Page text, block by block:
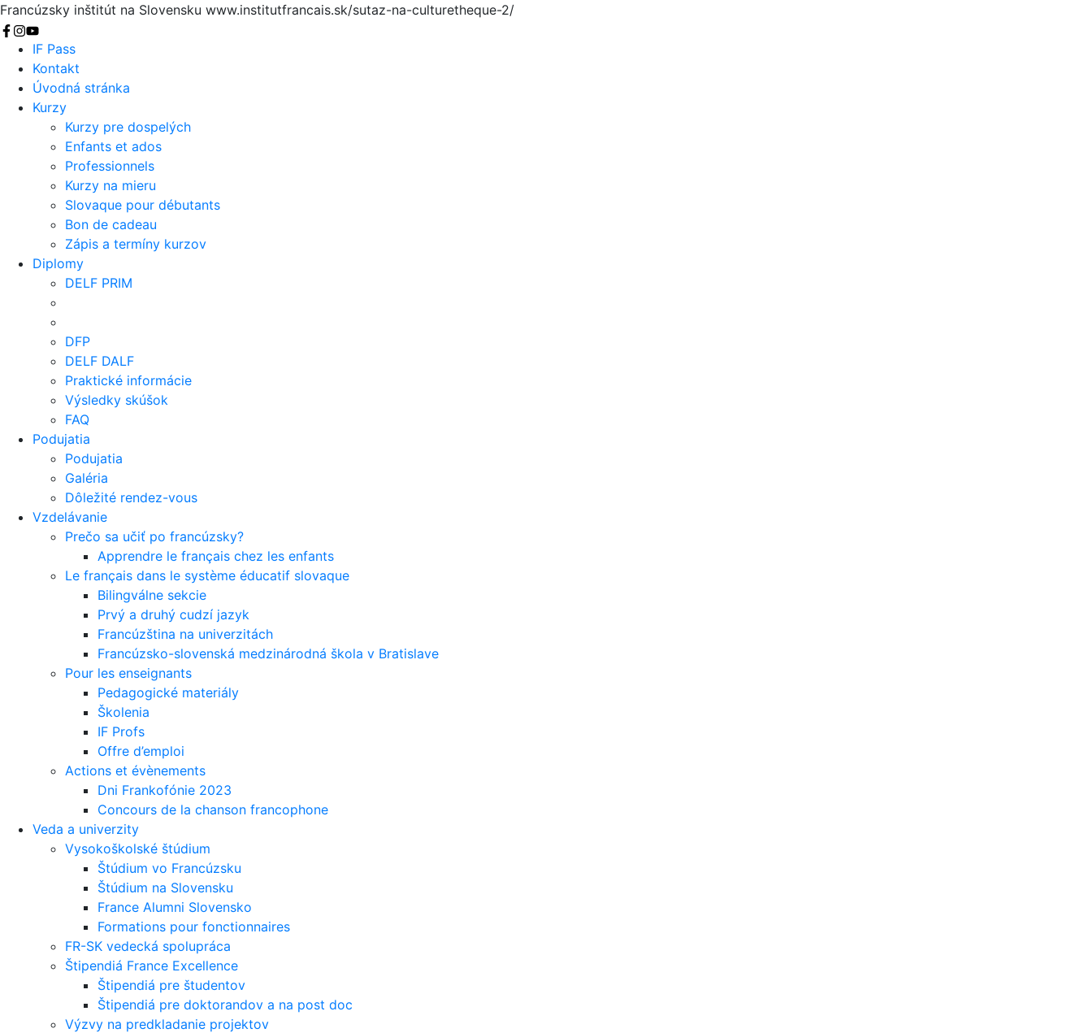
Francúzsky inštitút na Slovensku www.institutfrancais.sk/sutaz-na-culturetheque-2/
Vyhľadať
IF Pass
Kontakt
Úvodná stránka
Kurzy
Kurzy pre dospelých
Enfants et ados
Professionnels
Kurzy na mieru
Slovaque pour débutants
Bon de cadeau
Zápis a termíny kurzov
Diplomy
DELF PRIM
DFP
DELF DALF
Praktické informácie
Výsledky skúšok
FAQ
Podujatia
Podujatia
Galéria
Dôležité rendez-vous
Vzdelávanie
Prečo sa učiť po francúzsky?
Apprendre le français chez les enfants
Le français dans le système éducatif slovaque
Bilingválne sekcie
Prvý a druhý cudzí jazyk
Francúzština na univerzitách
Francúzsko-slovenská medzinárodná škola v Bratislave
Pour les enseignants
Pedagogické materiály
Školenia
IF Profs
Offre d’emploi
Actions et évènements
Dni Frankofónie 2023
Concours de la chanson francophone
Veda a univerzity
Vysokoškolské štúdium
Štúdium vo Francúzsku
Štúdium na Slovensku
France Alumni Slovensko
Formations pour fonctionnaires
FR-SK vedecká spolupráca
Štipendiá France Excellence
Štipendiá pre študentov
Štipendiá pre doktorandov a na post doc
Výzvy na predkladanie projektov